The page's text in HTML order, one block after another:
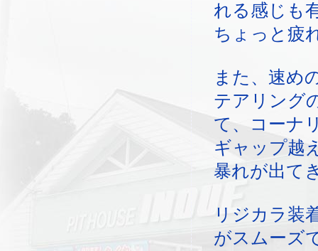
れる感じも
ちょっと疲
また、速め
テアリング
て、コーナ
ギャップ越
暴れが出て
リジカラ装
がスムーズ